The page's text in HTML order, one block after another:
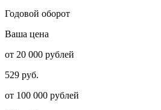
Годовой оборот
Ваша цена
от 20 000 рублей
529 руб.
от 100 000 рублей